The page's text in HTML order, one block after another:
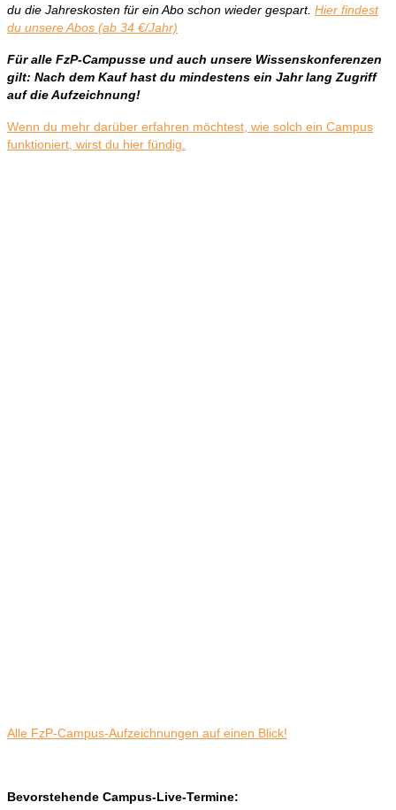
du die Jahreskosten für ein Abo schon wieder gespart. Hier findest
du unsere Abos (ab 34 €/Jahr)
Für alle FzP-Campusse und auch unsere Wissenskonferenzen
gilt: Nach dem Kauf hast du mindestens ein Jahr lang Zugriff
auf die Aufzeichnung!
Wenn du mehr darüber erfahren möchtest, wie solch ein Campus
funktioniert, wirst du hier fündig.
Alle FzP-Campus-Aufzeichnungen auf einen Blick!
Bevorstehende Campus-Live-Termine: